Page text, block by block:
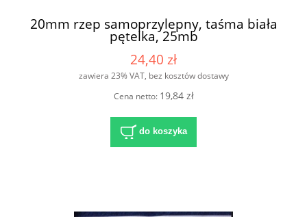
20mm rzep samoprzylepny, taśma biała
pętelka, 25mb
24,40 zł
zawiera 23% VAT, bez kosztów dostawy
Cena netto: 19,84 zł
do koszyka